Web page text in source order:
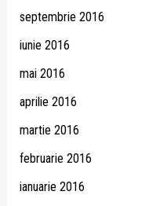
septembrie 2016
iunie 2016
mai 2016
aprilie 2016
martie 2016
februarie 2016
ianuarie 2016